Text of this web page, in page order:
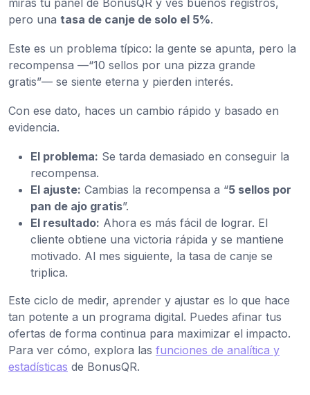
pero una tasa de canje de solo el 5%.
Este es un problema típico: la gente se apunta, pero la
recompensa —“10 sellos por una pizza grande
gratis”— se siente eterna y pierden interés.
Con ese dato, haces un cambio rápido y basado en
evidencia.
El problema: Se tarda demasiado en conseguir la
recompensa.
El ajuste: Cambias la recompensa a “5 sellos por
pan de ajo gratis”.
El resultado: Ahora es más fácil de lograr. El
cliente obtiene una victoria rápida y se mantiene
motivado. Al mes siguiente, la tasa de canje se
triplica.
Este ciclo de medir, aprender y ajustar es lo que hace
tan potente a un programa digital. Puedes afinar tus
ofertas de forma continua para maximizar el impacto.
Para ver cómo, explora las funciones de analítica y
estadísticas de BonusQR.